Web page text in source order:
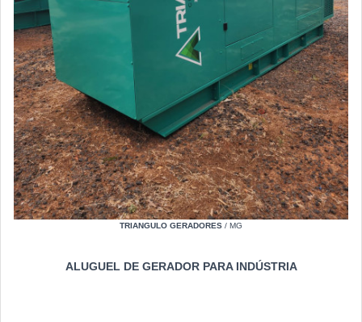
TRIANGULO GERADORES / MG
ALUGUEL DE GERADOR PARA INDÚSTRIA